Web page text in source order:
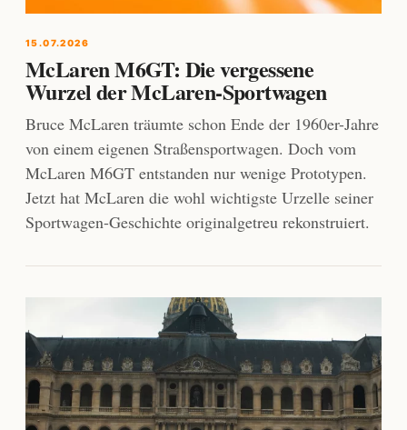
15.07.2026
McLaren M6GT: Die vergessene
Wurzel der McLaren-Sportwagen
Bruce McLaren träumte schon Ende der 1960er-Jahre
von einem eigenen Straßensportwagen. Doch vom
McLaren M6GT entstanden nur wenige Prototypen.
Jetzt hat McLaren die wohl wichtigste Urzelle seiner
Sportwagen-Geschichte originalgetreu rekonstruiert.